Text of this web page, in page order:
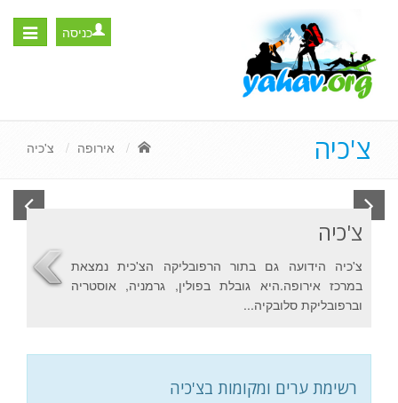
Toggle
כניסה
צ'כיה אירופה צ'כיה
צ'כיה
צ'כיה הידועה גם בתור הרפובליקה הצ'כית נמצאת
במרכז אירופה.היא גובלת בפולין, גרמניה, אוסטריה
וברפובליקת סלובקיה...
רשימת ערים ומקומות בצ'כיה